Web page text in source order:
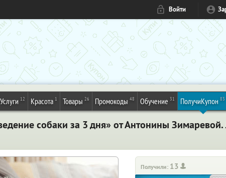
Войти
Услуги 12 Красота 1 Товары 26 Промокоды 48 Обучение 31 ПолучиКупон 83
собаки за 3 дня» от Антонины Зимаревой.
Получили: 13